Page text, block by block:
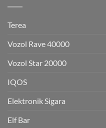
Terea
Vozol Rave 40000
Vozol Star 20000
IQOS
Elektronik Sigara
Elf Bar